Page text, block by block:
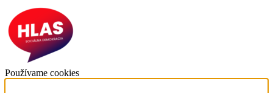
Používame cookies